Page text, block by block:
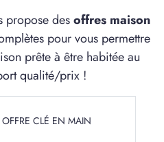
propose desoffres maison
pour vous permettre
prête à être habitée au
qualité/prix !
CLÉ EN MAIN